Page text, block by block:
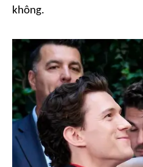
không.